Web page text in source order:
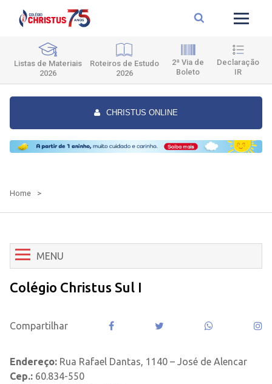
Listas de Materiais
2026
Roteiros de Estudo
2026
2ª Via de
Boleto
Declaração
IR
CHRISTUS ONLINE
Home >
MENU
Colégio Christus Sul I
Compartilhar
Endereço: Rua Rafael Dantas, 1140 – José de Alencar
Cep.: 60.834-550